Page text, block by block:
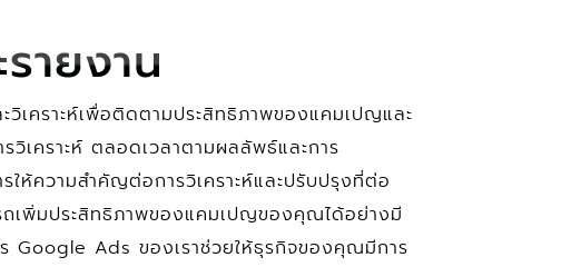
ายงาน
วิเคราะห์เพื่อติดตามประสิทธิภาพของแคมเปญและ
วิเคราะห์ ตลอดเวลาตามผลลัพธ์และการ
ให้ความสำคัญต่อการวิเคราะห์และปรับปรุงที่ต่อ
ถเพิ่มประสิทธิภาพของแคมเปญของคุณได้อย่างมี
Google Ads ของเราช่วยให้ธุรกิจของคุณมีการ